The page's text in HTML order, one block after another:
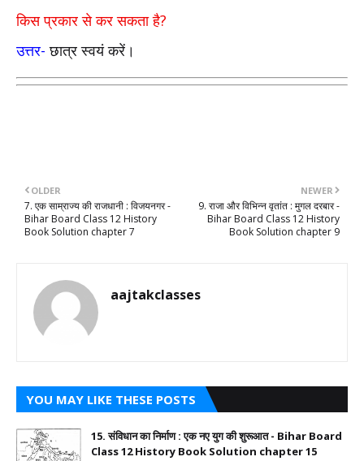
किस प्रकार से कर सकता है?
उत्तर- छात्र स्वयं करें।
NEWER
9. राजा और विभिन्न वृतांत : मुगल दरबार -
Bihar Board Class 12 History
Book Solution chapter 9
OLDER
7. एक साम्राज्य की राजधानी : विजयनगर -
Bihar Board Class 12 History
Book Solution chapter 7
aajtakclasses
YOU MAY LIKE THESE POSTS
15. संविधान का निर्माण : एक नए युग की शुरूआत - Bihar Board
Class 12 History Book Solution chapter 15